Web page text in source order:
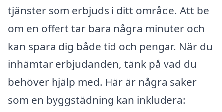
tjänster som erbjuds i ditt område. Att be
om en offert tar bara några minuter och
kan spara dig både tid och pengar. När du
inhämtar erbjudanden, tänk på vad du
behöver hjälp med. Här är några saker
som en byggstädning kan inkludera: